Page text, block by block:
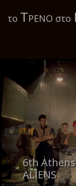
το ΤΡΕΝΟ στο
6th
ALIENS